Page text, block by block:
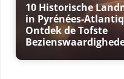
10 Historische
in Pyrénées-
Ontdek de Tofste